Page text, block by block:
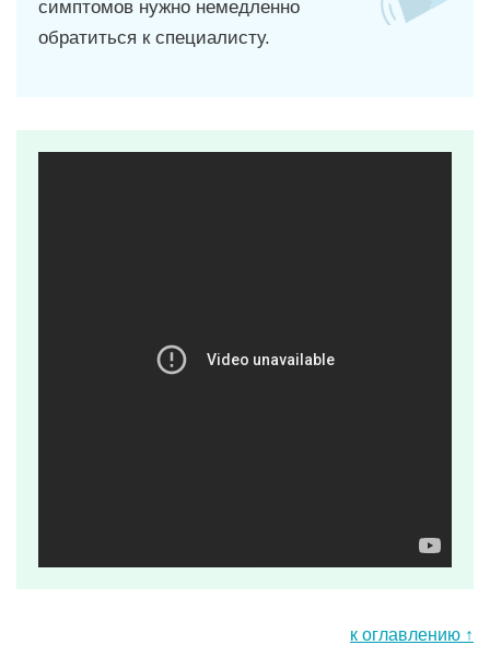
симптомов нужно немедленно
обратиться к специалисту.
к оглавлению ↑